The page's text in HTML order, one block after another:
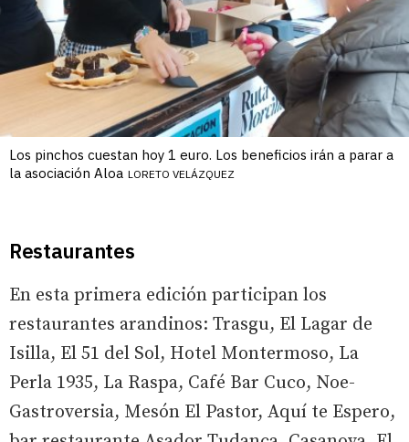
Los pinchos cuestan hoy 1 euro. Los beneficios irán a parar a
la asociación Aloa LORETO VELÁZQUEZ
Restaurantes
En esta primera edición participan los
restaurantes arandinos: Trasgu, El Lagar de
Isilla, El 51 del Sol, Hotel Montermoso, La
Perla 1935, La Raspa, Café Bar Cuco, Noe-
Gastroversia, Mesón El Pastor, Aquí te Espero,